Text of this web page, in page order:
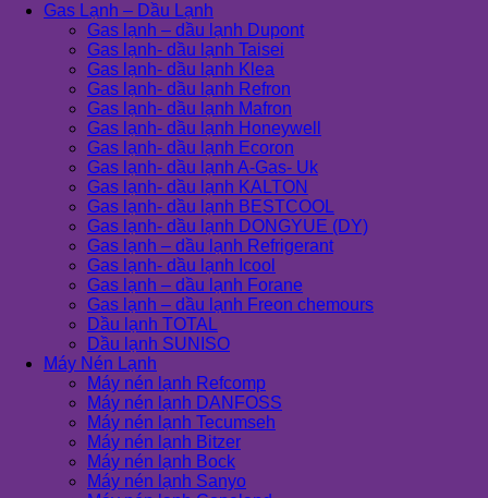
Gas Lạnh – Dầu Lạnh
Gas lạnh – dầu lạnh Dupont
Gas lạnh- dầu lạnh Taisei
Gas lạnh- dầu lạnh Klea
Gas lạnh- dầu lạnh Refron
Gas lạnh- dầu lạnh Mafron
Gas lạnh- dầu lạnh Honeywell
Gas lạnh- dầu lạnh Ecoron
Gas lạnh- dầu lạnh A-Gas- Uk
Gas lạnh- dầu lạnh KALTON
Gas lạnh- dầu lạnh BESTCOOL
Gas lạnh- dầu lạnh DONGYUE (DY)
Gas lạnh – dầu lạnh Refrigerant
Gas lạnh- dầu lạnh Icool
Gas lạnh – dầu lạnh Forane
Gas lạnh – dầu lạnh Freon chemours
Dầu lạnh TOTAL
Dầu lạnh SUNISO
Máy Nén Lạnh
Máy nén lạnh Refcomp
Máy nén lạnh DANFOSS
Máy nén lạnh Tecumseh
Máy nén lạnh Bitzer
Máy nén lạnh Bock
Máy nén lạnh Sanyo